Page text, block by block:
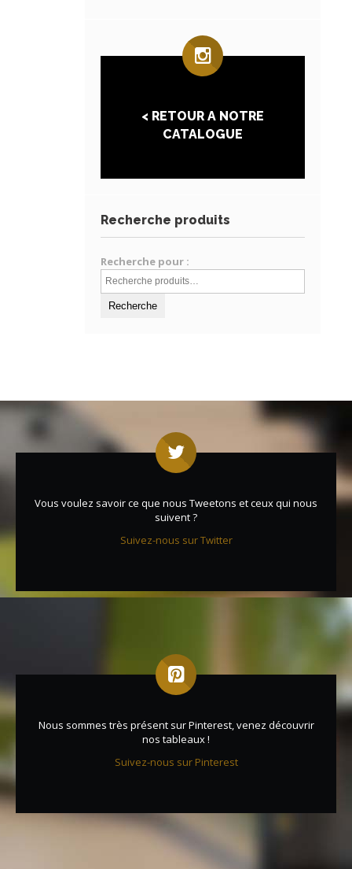
< RETOUR A NOTRE
CATALOGUE
Recherche produits
Recherche pour :
Vous voulez savoir ce que nous Tweetons et ceux qui nous
suivent ?
Suivez-nous sur Twitter
Nous sommes très présent sur Pinterest, venez découvrir
nos tableaux !
Suivez-nous sur Pinterest